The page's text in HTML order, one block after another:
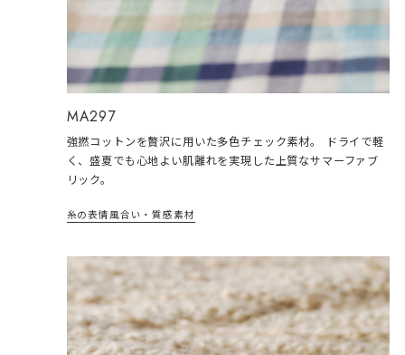
MA297
強撚コットンを贅沢に用いた多色チェック素材。 ドライで軽
く、盛夏でも心地よい肌離れを実現した上質なサマーファブ
リック。
糸の表情 風合い・質感素材